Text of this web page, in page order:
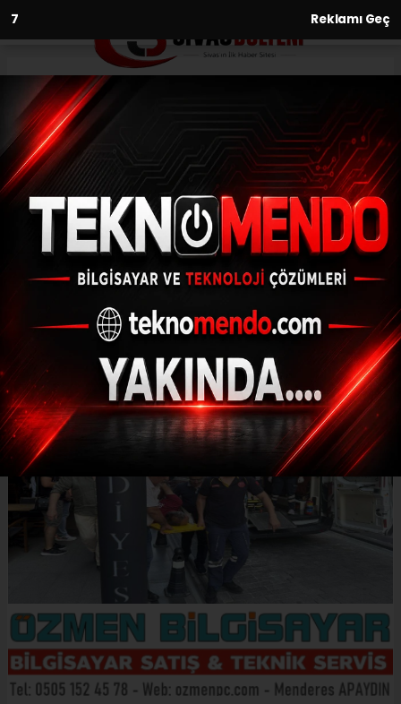
6 Reklamı Geç
Anasayfa Asayiş
Sokakta temizlik yaparken
otomobil çarptı
(İHA) - İhlas Haber Ajansı | 29.06.2024 - 15:41, Güncelleme:
29.06.2024 - 15:26
Sokakta temizlik yaparken otomobil çarptı